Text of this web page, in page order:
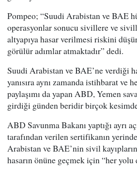
Pompeo; “Suudi Arabistan ve BAE
operasyonlar sonucu sivillere ve
altyapıya hasar verilmesi riskini
görülür adımlar atmaktadır” dedi.
Suudi Arabistan ve BAE’ne verdiği
yanısıra aynı zamanda istihbarat ve
paylaşımı da yapan ABD, Yemen
girdiği günden beridir birçok
ABD Savunma Bakanı yaptığı ayrı
tarafından verilen sertifikanın
Arabistan ve BAE’nin sivil
hasarın önüne geçmek için “her